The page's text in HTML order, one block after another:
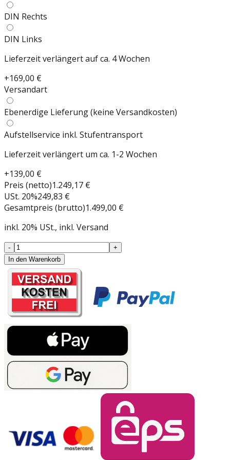
DIN Rechts
DIN Links
Lieferzeit verlängert auf ca. 4 Wochen
+169,00 €
Versandart
Ebenerdige Lieferung (keine Versandkosten)
Aufstellservice inkl. Stufentransport
Lieferzeit verlängert um ca. 1-2 Wochen
+139,00 €
Preis (netto)1.249,17 €
USt. 20%249,83 €
Gesamtpreis (brutto)1.499,00 €
inkl. 20% USt., inkl. Versand
-
+
In den Warenkorb